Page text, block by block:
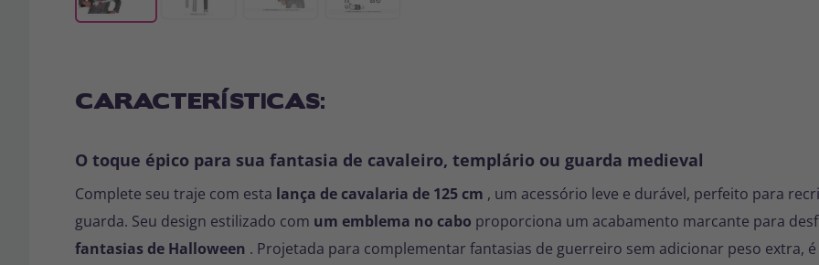
CARACTERÍSTICAS:
O toque épico para sua fantasia de cavaleiro, templário ou guarda medieval
Complete seu traje com esta lança de cavalaria de 125 cm , um acessório leve e durável, perfeito para
guarda. Seu design estilizado com um emblema no cabo proporciona um acabamento marcante para
fantasias de Halloween . Projetada para complementar fantasias de guerreiro sem adicionar peso extra,